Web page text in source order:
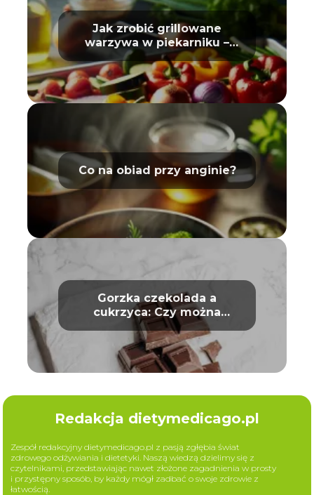
Jak zrobić grillowane
warzywa w piekarniku –
poradnik
Co na obiad przy anginie?
Gorzka czekolada a
cukrzyca: Czy można
bezpiecznie ją jeść?
Redakcja dietymedicago.pl
Zespół redakcyjny dietymedicago.pl z pasją zgłębia świat
zdrowego odżywiania i dietetyki. Naszą wiedzą dzielimy się z
czytelnikami, przedstawiając nawet złożone zagadnienia w prosty
i przystępny sposób, by każdy mógł zadbać o swoje zdrowie z
łatwością.